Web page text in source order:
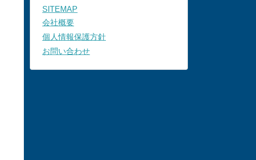
SITEMAP
会社概要
個人情報保護方針
お問い合わせ